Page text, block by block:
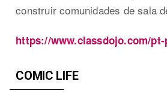
construir comunidades de sala
https://www.classdojo.com/
COMIC LIFE